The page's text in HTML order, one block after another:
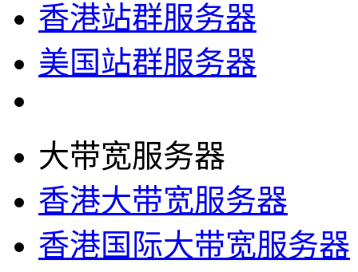
香港站群服务器
美国站群服务器
大带宽服务器
香港大带宽服务器
香港国际大带宽服务器